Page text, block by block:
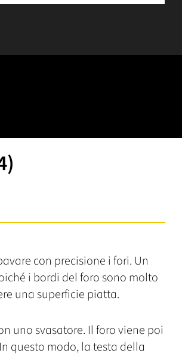
con precisione i fori. Un
i bordi del foro sono molto
una superficie piatta.
uno svasatore. Il foro viene poi
questo modo, la testa della